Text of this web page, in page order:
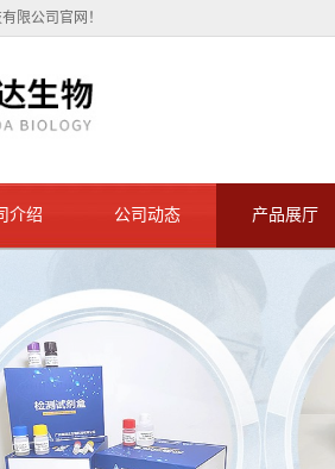
限公司官网！
介绍 公司动态 产品展厅